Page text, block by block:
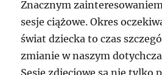
Znacznym
sesje ciążowe. Okres
świat dziecka to czas
zmianie w naszym